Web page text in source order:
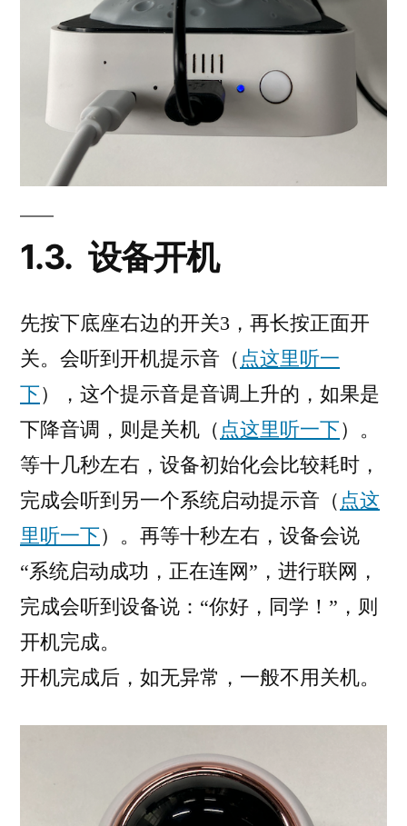
1.3. 设备开机
先按下底座右边的开关3，再长按正面开
关。会听到开机提示音（点这里听一
下），这个提示音是音调上升的，如果是
下降音调，则是关机（点这里听一下）。
等十几秒左右，设备初始化会比较耗时，
完成会听到另一个系统启动提示音（点这
里听一下）。再等十秒左右，设备会说
“系统启动成功，正在连网”，进行联网，
完成会听到设备说：“你好，同学！”，则
开机完成。
开机完成后，如无异常，一般不用关机。